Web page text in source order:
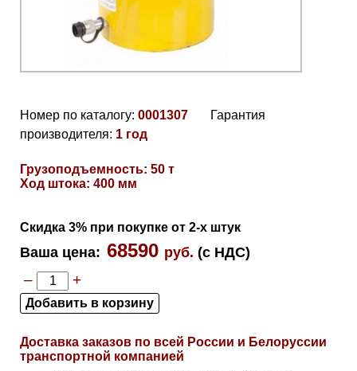
Номер по каталогу: 0001307
Гарантия
производителя: 1 год
Грузоподъемность: 50 т
Ход штока: 400 мм
Скидка 3% при покупке от 2-х штук
Ваша цена: 68590 руб.(с НДС)
– +
Доставка заказов по всей России и Белоруссии
транспортной компанией